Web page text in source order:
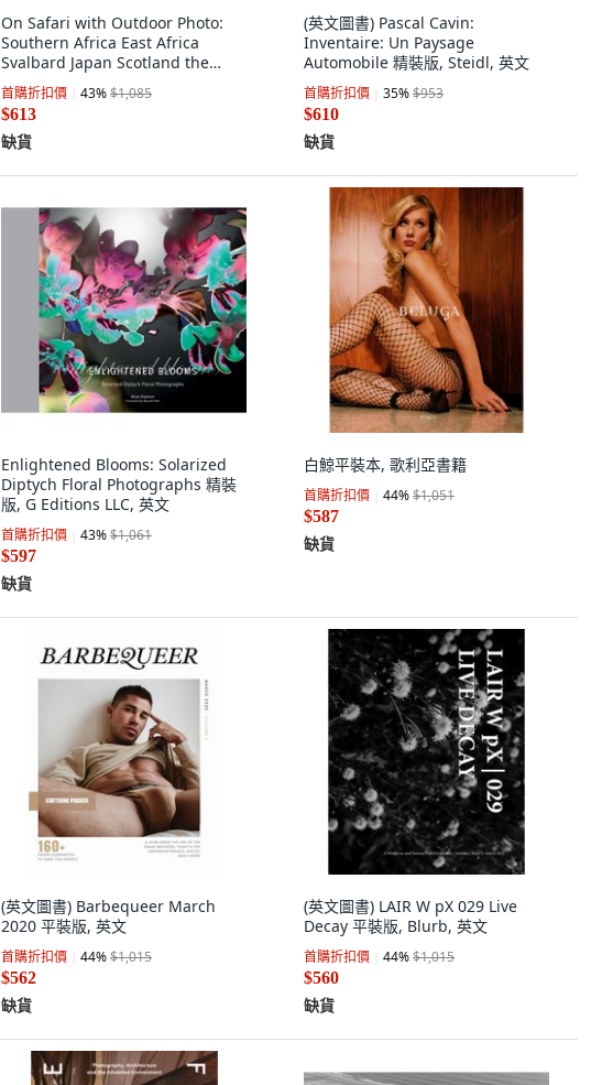
On Safari with Outdoor Photo:
Southern Africa East Africa
Svalbard Japan Scotland the
Himalayas... 精裝版, HPH
Publishing, 英文
首購折扣價 43%$1,085
$613
缺貨
(英文圖書) Pascal Cavin:
Inventaire: Un Paysage
Automobile 精裝版, Steidl, 英文
首購折扣價 35%$953
$610
缺貨
Enlightened Blooms: Solarized
Diptych Floral Photographs 精裝
版, G Editions LLC, 英文
首購折扣價 43%$1,061
$597
缺貨
白鯨平裝本, 歌利亞書籍
首購折扣價 44%$1,051
$587
缺貨
(英文圖書) Barbequeer March
2020 平裝版, 英文
首購折扣價 44%$1,015
$562
缺貨
(英文圖書) LAIR W pX 029 Live
Decay 平裝版, Blurb, 英文
首購折扣價 44%$1,015
$560
缺貨